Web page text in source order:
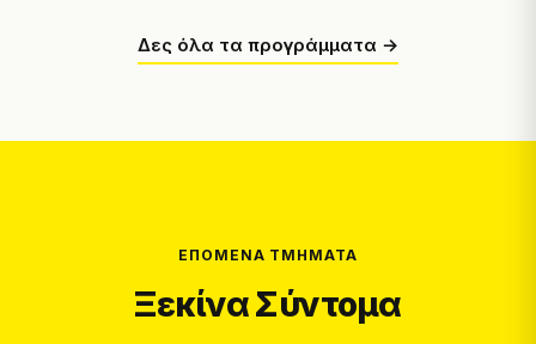
Δες όλα τα προγράμματα →
ΕΠΌΜΕΝΑ ΤΜΉΜΑΤΑ
Ξεκίνα Σύντομα